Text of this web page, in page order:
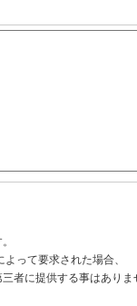
って要求された場合、
者に提供する事はありま